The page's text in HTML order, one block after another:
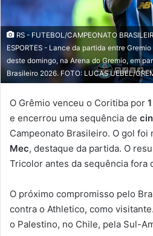
RS - FUTEBOL/CAMPEONATO
ESPORTES - Lance da partida entre
deste domingo, na Arena do Gremio, em
Brasileiro 2026. FOTO: LUCAS UEBEL/
O Grêmio venceu o Coritiba por
e encerrou uma sequência de
Campeonato Brasileiro. O gol foi
Mec, destaque da partida. O
Tricolor antes da sequência fora
O próximo compromisso pelo
contra o Athletico, como
o Palestino, no Chile, pela Sul-